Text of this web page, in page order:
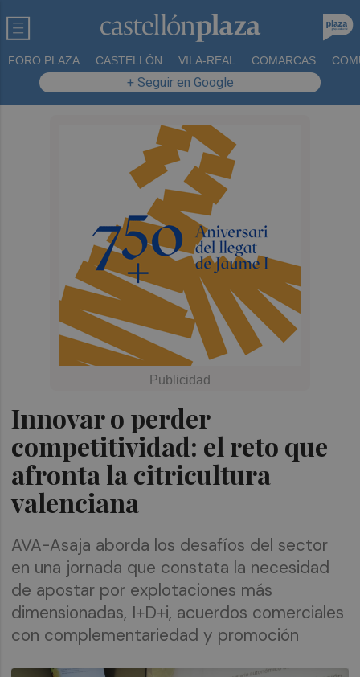
FORO PLAZA CASTELLÓN VILA-REAL COMARCAS
+ Seguir en Google
Innovar o perder
competitividad: el reto que
afronta la citricultura
valenciana
AVA-Asaja aborda los desafíos del sector
en una jornada que constata la necesidad
de apostar por explotaciones más
dimensionadas, I+D+i, acuerdos comerciales
con complementariedad y promoción